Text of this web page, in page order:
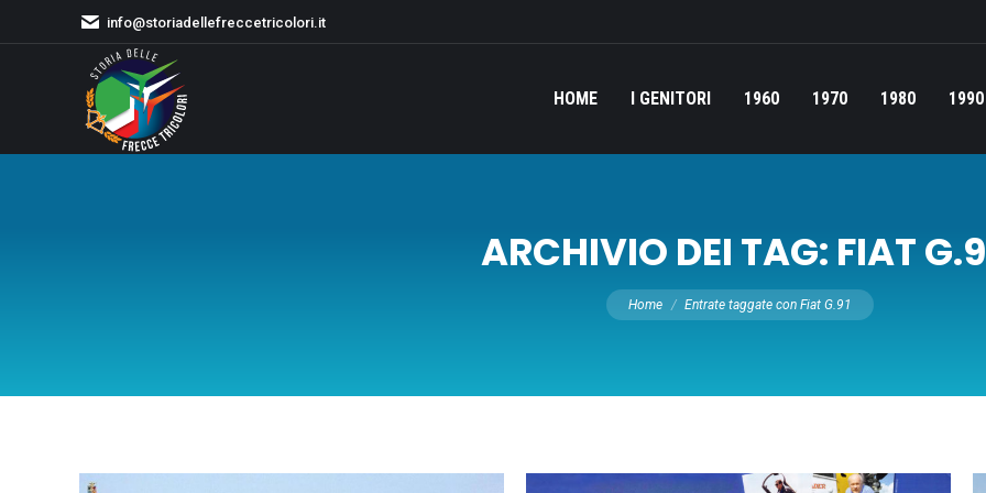
info@storiadellefreccetricolori.it
HOME I GENITORI 1960 1970 1980 1990
ARCHIVIO DEI TAG: FIAT
Tu sei qui:
Home Entrate taggate con Fiat G.91